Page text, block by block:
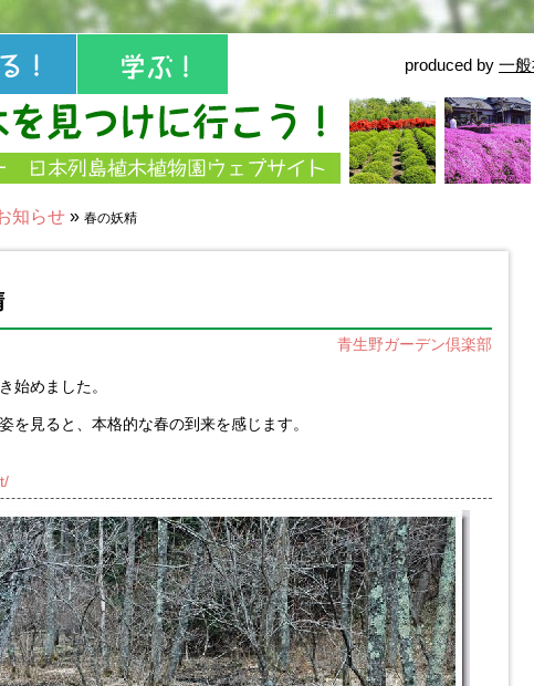
produced by 一
知らせ » 春の妖精
青生野ガーデン倶楽部
始めました。
を見ると、本格的な春の到来を感じます。